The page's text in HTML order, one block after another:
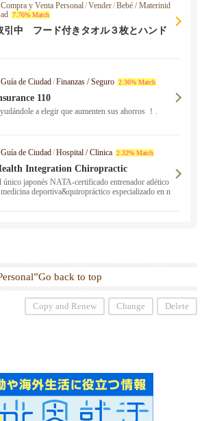
Compra y Venta Personal/Vender/Bebé / Materinid
ad 7.76% Match
引中 フード付きタオル３枚とハンド
Guía de Ciudad/Finanzas / Seguro 2.36% Match
110
a elegir que aumenten sus ahorros ！.
Guía de Ciudad/Hospital / Clinica 2.32% Match
Integration Chiropractic
único japonés NATA-certificado entrenador atlético
deportiva&quiropráctico especializado en n
back to top
Copy and Renew Change Delete